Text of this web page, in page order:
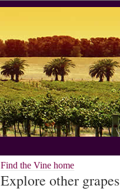
Find the Vine home
Explore other grapes